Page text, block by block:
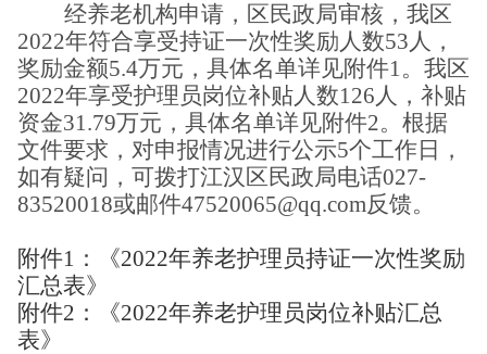
经养老机构申请，区民政局审核，我区
2022年符合享受持证一次性奖励人数53人，
奖励金额5.4万元，具体名单详见附件1。我区
2022年享受护理员岗位补贴人数126人，补贴
资金31.79万元，具体名单详见附件2。根据
文件要求，对申报情况进行公示5个工作日，
如有疑问，可拨打江汉区民政局电话027-
83520018或邮件47520065@qq.com反馈。
附件1 ：《2022年养老护理员持证一次性奖励
汇总表》
附件2：《2022年养老护理员岗位补贴汇总
表》